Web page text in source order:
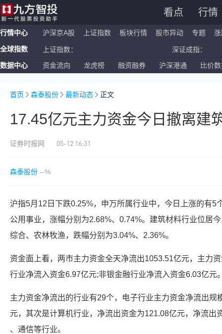
看点 行情
行情中心 沪深京A股 上证指数 板块行情 股市异动 专题
全球指数 上证指数： 深证成指：
恒生指数： 国企指数：
数据中心 资金流向 龙虎榜 融资融券 沪深港通 比价
首页 森泰股份 最新动态 正文
17.45亿元主力资金今日撤离建
证券时报网 05-12 16:31
森泰股份 --%
沪指5月12日下跌0.25%，申万所属行业中，今日上涨的有5
公用事业，涨幅分别为2.68%、0.74%。 建筑材料行业位居
综合、 农林牧渔，跌幅分别为3.04%、2.36%。
资金面上看，两市主力资金全天净流出1053.51亿元，主力
行业净流入资金6.97亿元;非银金融行业净流入资金6.03亿元
主力资金净流出的行业有29个， 电子行业主力资金净流出规
元，其次是计算机行业，净流出资金为121.08亿元，净流出
、 通信等行业。